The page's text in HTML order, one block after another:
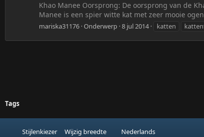
Khao Manee Oorsprong: De oorsprong van de
Manee is een spier witte kat met zeer mooie
mariska31176 Onderwerp 8 jul 2014 katten
Tags
Stijlenkiezer Wijzig breedte Nederlands